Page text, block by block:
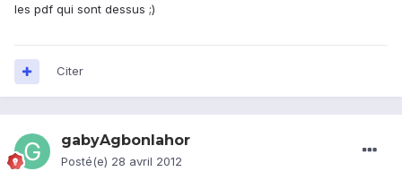
les pdf qui sont dessus ;)
Citer
gabyAgbonlahor
Posté(e) 28 avril 2012